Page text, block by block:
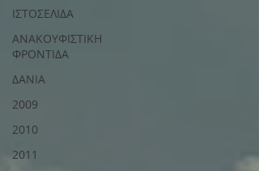
ΙΣΤΟΣΕΛΙΔΑ
ΑΝΑΚΟΥΦΙΣΤΙΚΗ
ΦΡΟΝΤΙΔΑ
ΔΑΝΙΑ
2009
2010
2011